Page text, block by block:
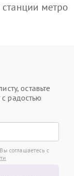
метро
оставьте
радостью
соглашаетесь с